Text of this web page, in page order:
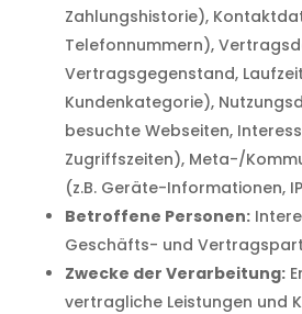
Zahlungshistorie),
Telefonnummern),
Vertragsgegenstand,
Kundenkategorie),
besuchte Webseiten,
Zugriffszeiten), Meta-/
(z.B. Geräte-Informationen,
Betroffene Personen:
Geschäfts- und
Zwecke der Verarbeitung:
vertragliche Leistungen und